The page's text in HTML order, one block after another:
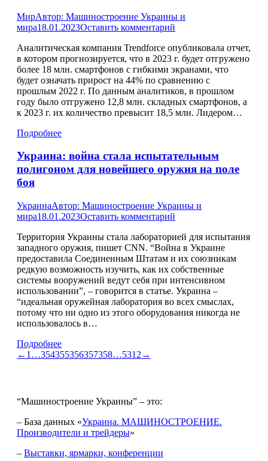
МирАвтор: Машиностроение Украины и
мира18.01.2023Оставить комментарий
Аналитическая компания Trendforce опубликовала отчет,
в котором прогнозируется, что в 2023 г. будет отгружено
более 18 млн. смартфонов с гибкими экранами, что
будет означать прирост на 44% по сравнению с
прошлым 2022 г. По данным аналитиков, в прошлом
году было отгружено 12,8 млн. складных смартфонов, а
к 2023 г. их количество превысит 18,5 млн. Лидером…
Подробнее
Украина: война стала испытательным
полигоном для новейшего оружия на поле
боя
УкраинаАвтор: Машиностроение Украины и
мира18.01.2023Оставить комментарий
Территория Украины стала лабораторией для испытания
западного оружия, пишет CNN. “Война в Украине
предоставила Соединенным Штатам и их союзникам
редкую возможность изучить, как их собственные
системы вооружений ведут себя при интенсивном
использовании”, – говорится в статье. Украина –
“идеальная оружейная лаборатория во всех смыслах,
потому что ни одно из этого оборудования никогда не
использовалось в…
Подробнее
← 1 …354355356357358…5312 →
“Машиностроение Украины” – это:
– База данных «Украина. МАШИНОСТРОЕНИЕ.
Производители и трейдеры»
– Выставки, ярмарки, конференции